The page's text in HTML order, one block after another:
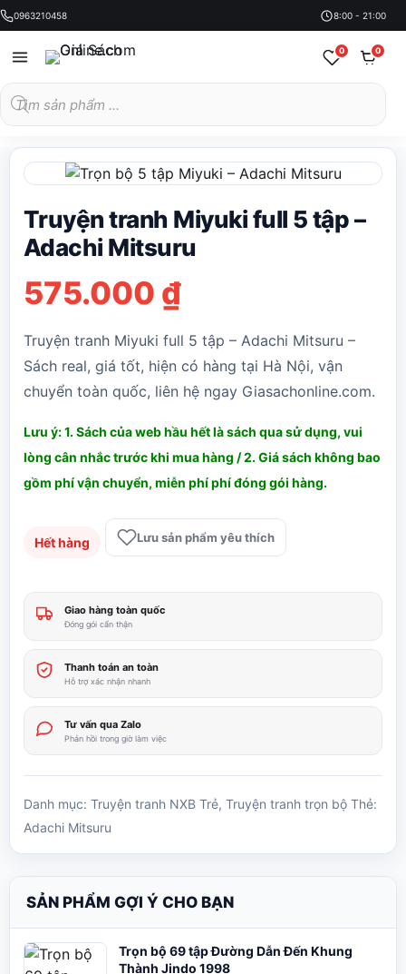
0963210458 8:00 - 21:00
kiếm
sản
0 0
Truyện tranh Miyuki full 5 tập –
Adachi Mitsuru
575.000 ₫
Truyện tranh Miyuki full 5 tập – Adachi Mitsuru –
Sách real, giá tốt, hiện có hàng tại Hà Nội, vận
chuyển toàn quốc, liên hệ ngay Giasachonline.com.
Lưu ý: 1. Sách của web hầu hết là sách qua sử dụng, vui
lòng cân nhắc trước khi mua hàng / 2. Giá sách không bao
gồm phí vận chuyển, miễn phí phí đóng gói hàng.
Hết hàng Lưu sản phẩm yêu thích
Giao hàng toàn quốc
Đóng gói cẩn thận
Thanh toán an toàn
Hỗ trợ xác nhận nhanh
Tư vấn qua Zalo
Phản hồi trong giờ làm việc
Danh mục: Truyện tranh NXB Trẻ, Truyện tranh trọn bộ Thẻ:
Adachi Mitsuru
SẢN PHẨM GỢI Ý CHO BẠN
Trọn bộ 69 tập Đường Dẫn Đến Khung
Thành Jindo 1998